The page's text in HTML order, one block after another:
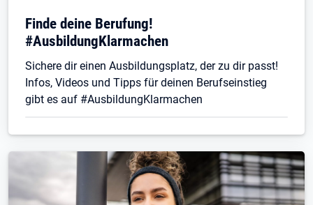
Finde deine Berufung!
#AusbildungKlarmachen
Sichere dir einen Ausbildungsplatz, der zu dir passt!
Infos, Videos und Tipps für deinen Berufseinstieg
gibt es auf #AusbildungKlarmachen